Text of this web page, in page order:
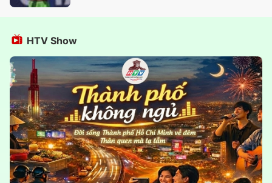
HTV Show